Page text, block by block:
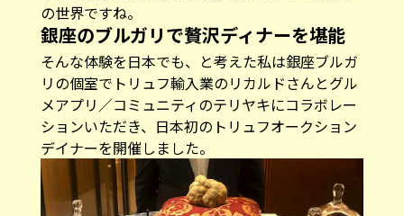
の世界ですね。
銀座のブルガリで贅沢ディナーを堪能
そんな体験を日本でも、と考えた私は銀座ブルガ
リの個室でトリュフ輸入業のリカルドさんとグル
メアプリ／コミュニティのテリヤキにコラボレー
ションいただき、日本初のトリュフオークション
デイナーを開催しました。